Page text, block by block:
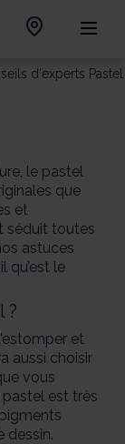
d'experts Pastel
le pastel
que
et
séduit toutes
astuces
qu’est le
?
et
aussi choisir
vous
est très
dessin.